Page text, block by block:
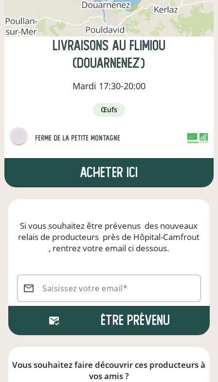
Livraisons au Flimiou
(Douarnenez)
Mardi 17:30-20:00
œufs
ferme de la petite montagne CERTIFIÉ PAR FR-BIO-01
AGRICULTURE FRANCE
Acheter ici
Si vous souhaitez être prévenus des nouveaux
relais de producteurs près de Hôpital-Camfrout
, rentrez votre email ci dessous.
Saisissez votre email*
Être prévenu
Vous souhaitez faire découvrir ces producteurs à
vos amis ?